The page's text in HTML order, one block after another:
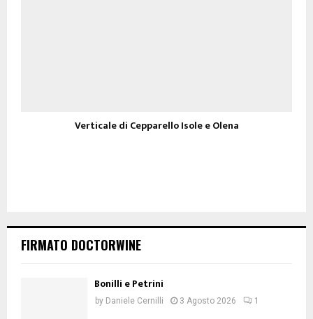
Verticale di Cepparello Isole e Olena
FIRMATO DOCTORWINE
Bonilli e Petrini
by Daniele Cernilli 3 Agosto 2026 1